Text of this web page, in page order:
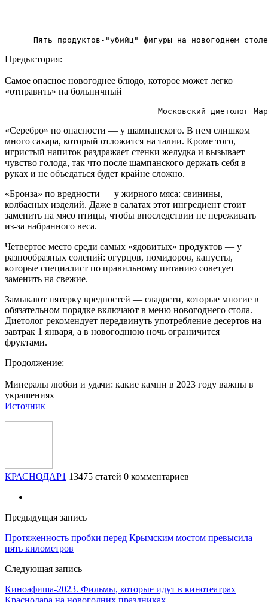
Предыстория:
Самое опасное новогоднее блюдо, которое может легко
«отправить» на больничный
«Серебро» по опасности — у шампанского. В нем слишком
много сахара, который отложится на талии. Кроме того,
игристый напиток раздражает стенки желудка и вызывает
чувство голода, так что после шампанского держать себя в
руках и не объедаться будет крайне сложно.
«Бронза» по вредности — у жирного мяса: свинины,
колбасных изделий. Даже в салатах этот ингредиент стоит
заменить на мясо птицы, чтобы впоследствии не переживать
из-за набранного веса.
Четвертое место среди самых «ядовитых» продуктов — у
разнообразных солений: огурцов, помидоров, капусты,
которые специалист по правильному питанию советует
заменить на свежие.
Замыкают пятерку вредностей — сладости, которые многие в
обязательном порядке включают в меню новогоднего стола.
Диетолог рекомендует передвинуть употребление десертов на
завтрак 1 января, а в новогоднюю ночь ограничится
фруктами.
Продолжение:
Минералы любви и удачи: какие камни в 2023 году важны в
украшениях
Источник
КРАСНОДАР1 13475 статей 0 комментариев
Предыдущая запись
Протяженность пробки перед Крымским мостом превысила
пять километров
Следующая запись
Киноафиша-2023. Фильмы, которые идут в кинотеатрах
Краснодара на новогодних праздниках